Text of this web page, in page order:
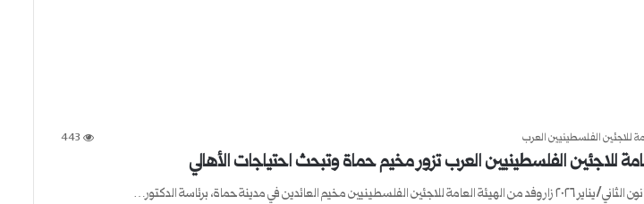
للاجئين الفلسطينيين العرب 443
للاجئين الفلسطينيين العرب تزور مخيم حماة وتبحث احتياجات الأهالي